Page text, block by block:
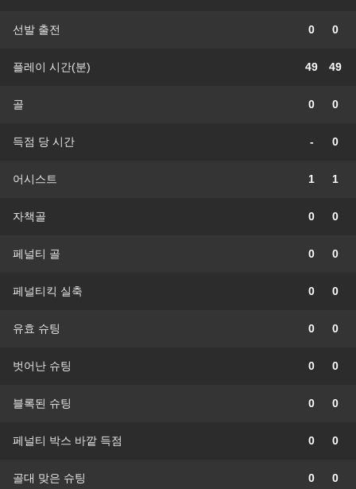
선발 출전 0 0
플레이 시간(분) 49 49
골 0 0
득점 당 시간 - 0
어시스트 1 1
자책골 0 0
페널티 골 0 0
페널티킥 실축 0 0
유효 슈팅 0 0
벗어난 슈팅 0 0
블록된 슈팅 0 0
페널티 박스 바깥 득점 0 0
골대 맞은 슈팅 0 0